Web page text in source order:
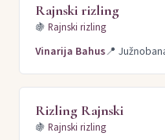
Rajnski rizling
🍇 Rajnski rizling
Vinarija Bahus📍
Rizling Rajnski
🍇 Rajnski rizling